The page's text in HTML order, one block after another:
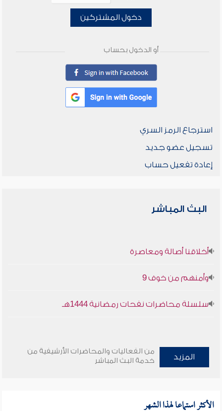
دخول المشتركين
أو الدخول بحساب
استرجاع الرمز السري
تسجيل عضو جديد
إعادة تفعيل حساب
البث المباشر
أخلاقنا أصالة ومعاصرة
وأمنهم من خوف 9
سلسلة محاضرات نفحات رمضانية 1444هـ
المزيد
من الفعاليات والمحاضرات الأرشيفية من
خدمة البث المباشر
الأكثر استماعا لهذا الشهر